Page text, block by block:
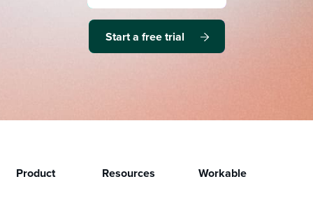
Start a free trial
Product Resources Workable